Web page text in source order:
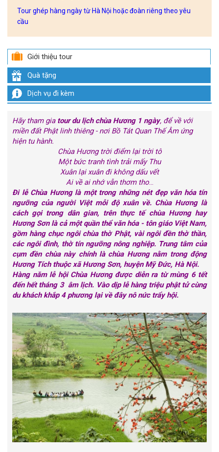
Tour ghép hàng ngày từ Hà Nội hoặc đoàn riêng theo yêu
cầu
Giới thiệu tour
Quà tặng
Dịch vụ đi kèm
Hãy tham gia tour du lịch chùa Hương 1 ngày, để về với
miền đất Phật linh thiêng - nơi Bồ Tát Quan Thế Âm ứng
hiện tu hành.
Chùa Hương trời điểm lại trời tô
Một bức tranh tình trải mấy Thu
Xuân lại xuân đi không dấu vết
Ai về ai nhớ vẫn thơm tho...
Đi lễ Chùa Hương là một trong những nét đẹp văn hóa tín
ngưỡng của người Việt mỗi độ xuân về. Chùa Hương là
cách gọi trong dân gian, trên thực tế chùa Hương hay
Hương Sơn là cả một quần thể văn hóa - tôn giáo Việt Nam,
gồm hàng chục ngôi chùa thờ Phật, vài ngôi đền thờ thần,
các ngôi đình, thờ tín ngưỡng nông nghiệp. Trung tâm của
cụm đền chùa này chính là chùa Hương nằm trong động
Hương Tích thuộc xã Hương Sơn, huyện Mỹ Đức, Hà Nội.
Hàng năm lễ hội Chùa Hương được diễn ra từ mùng 6 tết
đến hết tháng 3 âm lịch. Vào dịp lễ hàng triệu phật tử cùng
du khách khắp 4 phương lại về đây nô nức trẩy hội.